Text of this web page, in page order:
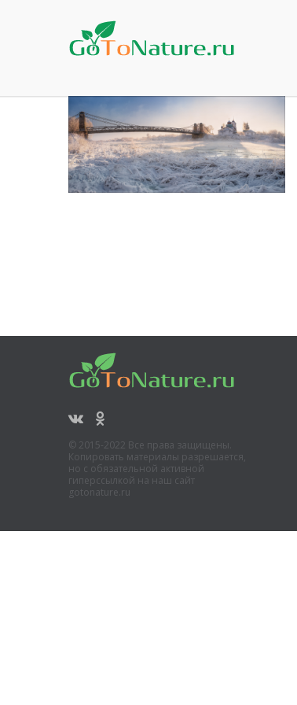
1
© 2015-2022 Все права защищены.
Копировать материалы разрешается,
но с обязательной активной
гиперссылкой на наш сайт
gotonature.ru